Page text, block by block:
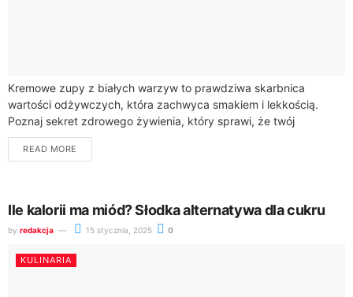
Kremowe zupy z białych warzyw to prawdziwa skarbnica
wartości odżywczych, która zachwyca smakiem i lekkością.
Poznaj sekret zdrowego żywienia, który sprawi, że twój
codzienny posiłek stanie się prawdziwą przyjemnością dla...
READ MORE
Ile kalorii ma miód? Słodka alternatywa dla cukru
by redakcja 15 stycznia, 2025 0
KULINARIA